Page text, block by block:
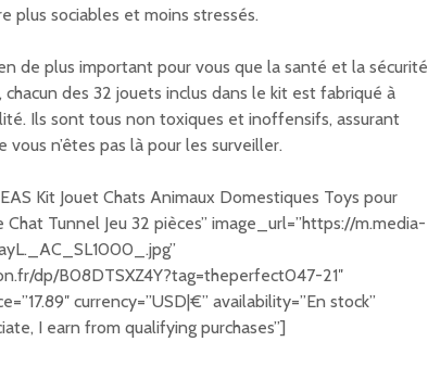
plus sociables et moins stressés.
de plus important pour vous que la santé et la sécurité
des 32 jouets inclus dans le kit est fabriqué à
Ils sont tous non toxiques et inoffensifs, assurant
n’êtes pas là pour les surveiller.
Kit Jouet Chats Animaux Domestiques Toys pour
Tunnel Jeu 32 pièces” image_url=”https://m.media-
dp/B08DTSXZ4Y?tag=theperfect047-21″
currency=”USD|€” availability=”En stock”
I earn from qualifying purchases”]